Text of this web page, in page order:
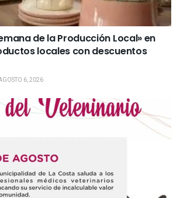
de la Producción Local» en
locales con descuentos
6, 2026